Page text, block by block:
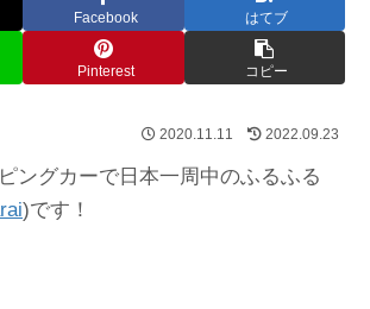
Facebook はてブ
Pinterest コピー
2020.11.11 2022.09.23
ングカーで日本一周中のふるふる
)です！